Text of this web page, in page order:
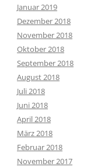
Januar 2019
Dezember 2018
November 2018
Oktober 2018
September 2018
August 2018
Juli 2018
Juni 2018
April 2018
März 2018
Februar 2018
November 2017